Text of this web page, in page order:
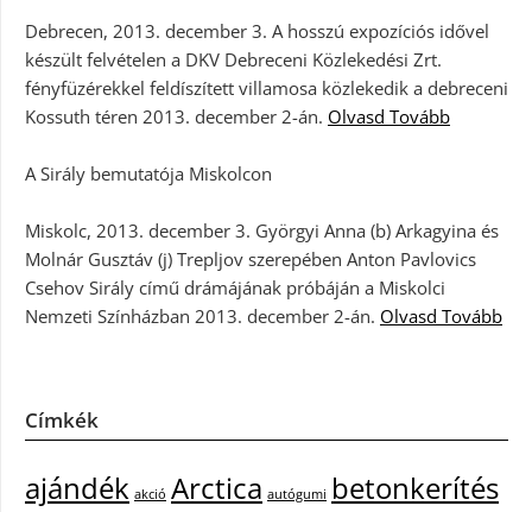
Debrecen, 2013. december 3. A hosszú expozíciós idővel
készült felvételen a DKV Debreceni Közlekedési Zrt.
fényfüzérekkel feldíszített villamosa közlekedik a debreceni
Kossuth téren 2013. december 2-án. Olvasd Tovább
A Sirály bemutatója Miskolcon
Miskolc, 2013. december 3. Györgyi Anna (b) Arkagyina és
Molnár Gusztáv (j) Trepljov szerepében Anton Pavlovics
Csehov Sirály című drámájának próbáján a Miskolci
Nemzeti Színházban 2013. december 2-án. Olvasd Tovább
Címkék
ajándék akció Arctica autógumi betonkerítés